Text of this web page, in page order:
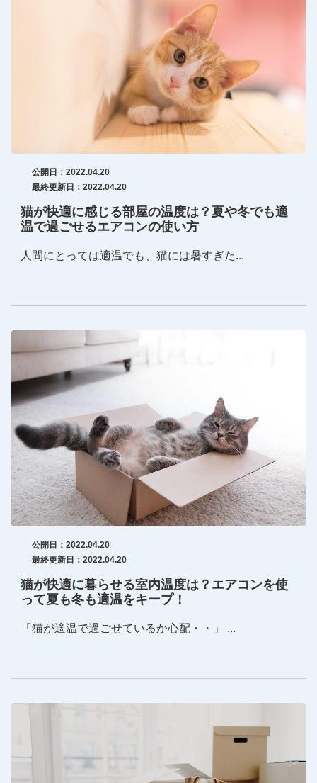
公開日：2022.04.20
最終更新日：2022.04.20
猫が快適に感じる部屋の温度は？夏や冬でも適
温で過ごせるエアコンの使い方
人間にとっては適温でも、猫には暑すぎた...
公開日：2022.04.20
最終更新日：2022.04.20
猫が快適に暮らせる室内温度は？エアコンを使
って夏も冬も適温をキープ！
「猫が適温で過ごせているか心配・・」 ...